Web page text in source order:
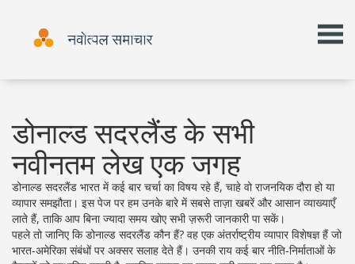
डोनाल्ड सदरलैंड के सभी
नवीनतम लेख एक जगह
डोनाल्ड सदरलैंड भारत में कई बार चर्चा का विषय रहे हैं, चाहे वो राजनयिक दौरा हो या
व्यापार समझौता। इस पेज पर हम उनके बारे में सबसे ताज़ा खबरें और आसान व्याख्याएँ
लाते हैं, ताकि आप बिना ज्यादा समय खोए सभी ज़रूरी जानकारी पा सकें।
पहले तो जानिए कि डोनाल्ड सदरलैंड कौन हैं? वह एक अंतर्राष्ट्रीय व्यापार विशेषज्ञ हैं जो
भारत‑अमेरिका संबंधों पर अक्सर सलाह देते हैं। उनकी राय कई बार नीति‑निर्माताओं के